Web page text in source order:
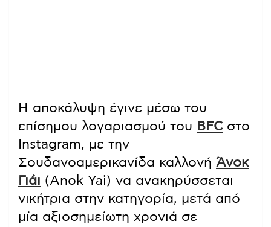
Η αποκάλυψη έγινε μέσω του
επίσημου λογαριασμού του BFCστο
Instagram, με την
Σουδανοαμερικανίδα καλλονή Άνοκ
Γιάι (Anok Yai) να ανακηρύσσεται
νικήτρια στην κατηγορία, μετά από
μία αξιοσημείωτη χρονιά σε